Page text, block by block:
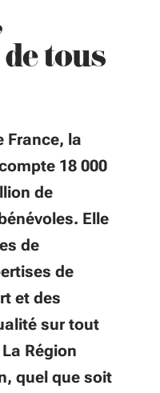
tous
France, la
18 000
de
Elle
de
de
et des
sur tout
Région
quel que soit